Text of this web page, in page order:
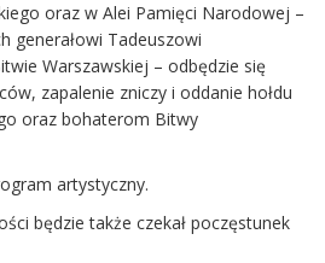
oraz w Alei Pamięci Narodowej –
generałowi Tadeuszowi
Warszawskiej – odbędzie się
zapalenie zniczy i oddanie hołdu
oraz bohaterom Bitwy
artystyczny.
będzie także czekał poczęstunek